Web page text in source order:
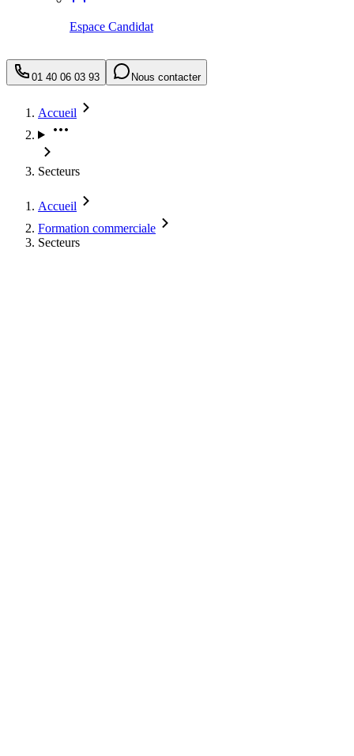
Espace Candidat
01 40 06 03 93 Nous contacter
Accueil
Secteurs
Accueil
Formation commerciale
Secteurs